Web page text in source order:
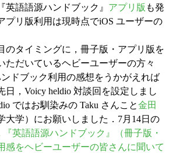
英語語源ハンドブック』 アプリ版 も発
プリ版利用は現時点でiOS ユーザーの
タイミングに，冊子版・アプリ版を
ただいているヘビーユーザーの方々
ドブック利用の感想をうかがえれば
日，Voicy heldio 対談回を設定しまし
ではお馴染みの Taku さんこと金田
大学）にお願いしました．7月14日の
『英語語源ハンドブック』（冊子版・
感をヘビーユーザーの皆さんに聞いて